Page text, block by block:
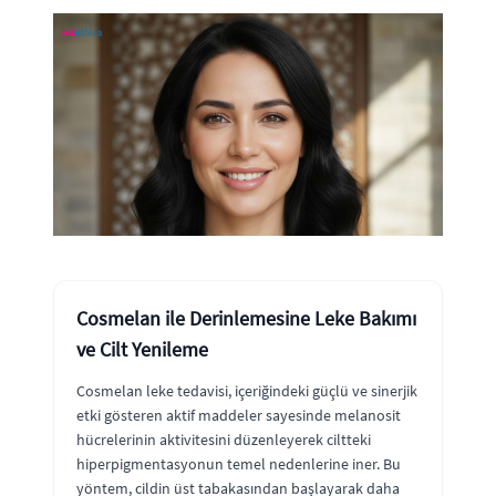
Cosmelan ile Derinlemesine Leke Bakımı
ve Cilt Yenileme
Cosmelan leke tedavisi, içeriğindeki güçlü ve sinerjik
etki gösteren aktif maddeler sayesinde melanosit
hücrelerinin aktivitesini düzenleyerek ciltteki
hiperpigmentasyonun temel nedenlerine iner. Bu
yöntem, cildin üst tabakasından başlayarak daha